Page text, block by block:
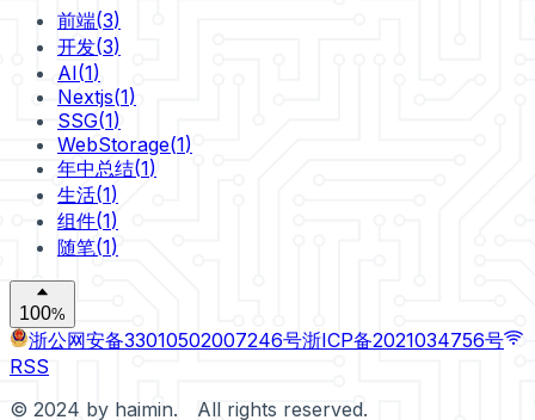
前端(3)
开发(3)
AI(1)
Nextjs(1)
SSG(1)
WebStorage(1)
年中总结(1)
生活(1)
组件(1)
随笔(1)
%
浙公网安备33010502007246号浙ICP备2021034756号
RSS
© 2024 by haimin. All rights reserved.